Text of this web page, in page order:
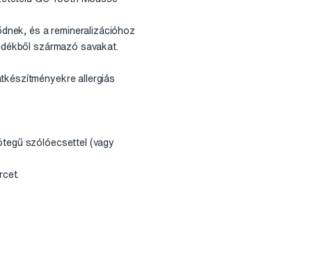
és a remineralizációhoz
származó savakat.
allergiás
szólóecsettel (vagy